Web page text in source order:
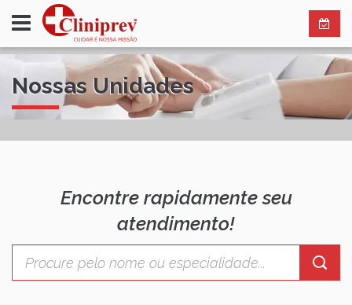
Nossas Unidades
Encontre rapidamente seu
atendimento!
chave